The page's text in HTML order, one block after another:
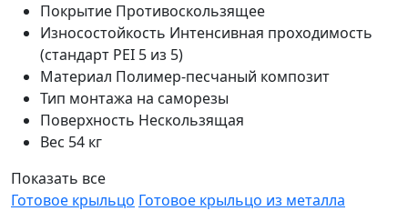
Покрытие Противоскользящее
Износостойкость Интенсивная проходимость
(стандарт PEI 5 из 5)
Материал Полимер-песчаный композит
Тип монтажа на саморезы
Поверхность Нескользящая
Вес 54 кг
Показать все
Готовое крыльцо Готовое крыльцо из металла